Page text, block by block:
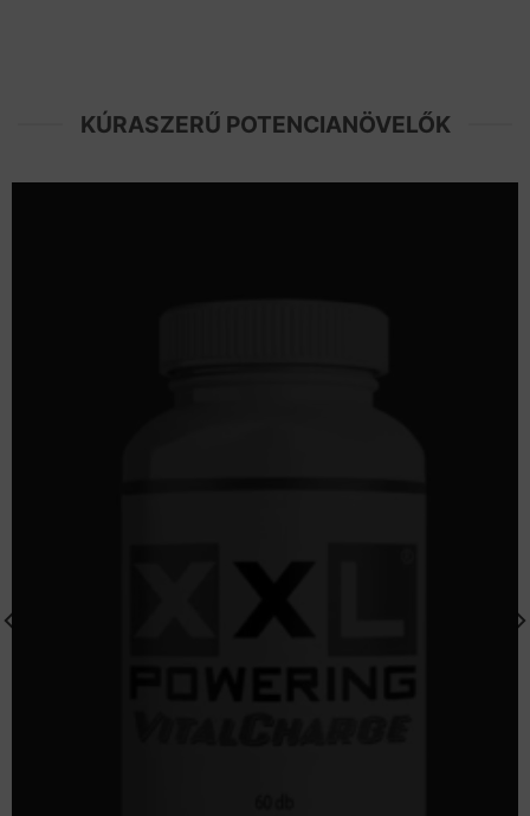
KÚRASZERŰ POTENCIANÖVELŐK